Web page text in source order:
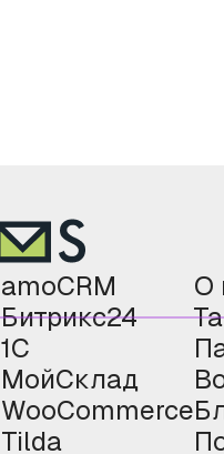
amoCRM
Битрикс24
1С
МойСклад
WooCommerce
Tilda
О